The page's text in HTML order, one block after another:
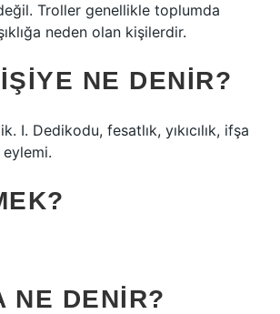
Troller genellikle toplumda
neden olan kişilerdir.
NE DENIR?
I. Dedikodu, fesatlık, yıkıcılık, ifşa
NE DENIR?